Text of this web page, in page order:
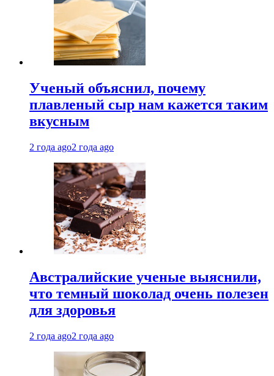
Ученый объяснил, почему
плавленый сыр нам кажется таким
вкусным
2 года ago2 года ago
Австралийские ученые выяснили,
что темный шоколад очень полезен
для здоровья
2 года ago2 года ago